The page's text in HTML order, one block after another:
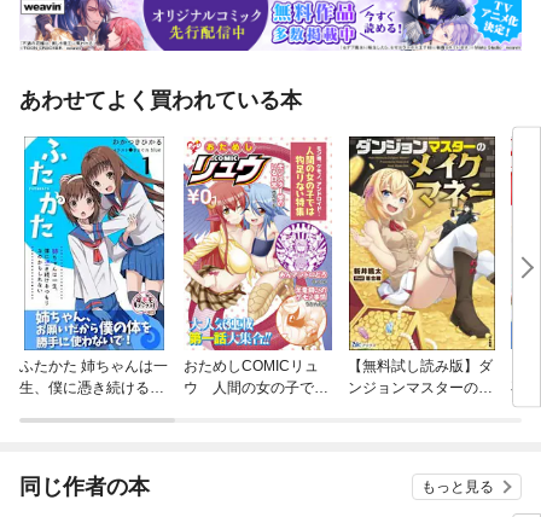
あわせてよく買われている本
ふたかた 姉ちゃんは一
生、僕に憑き続けるつ
おためしCOMICリュ
ウ 人間の女の子では
【無料試し読み版】ダ
ンジョンマスターのメ
再
国
同じ作者の本 もっと見る